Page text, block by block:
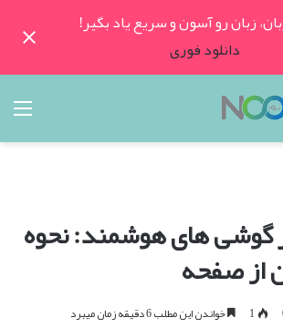
زبان رو آسون و سریع یاد بگیر!
دانلود فوری
گوشی های هوشمند: نحوه
صفحه
1 خواندن این مطلب 6 دقیقه زمان میبرد